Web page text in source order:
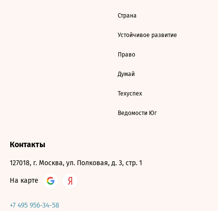
Страна
Устойчивое развитие
Право
Думай
Техуспех
Ведомости Юг
Контакты
127018, г. Москва, ул. Полковая, д. 3, стр. 1
На карте
+7 495 956-34-58